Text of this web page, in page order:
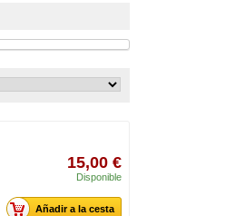
15,00 €
Disponible
Añadir a la cesta